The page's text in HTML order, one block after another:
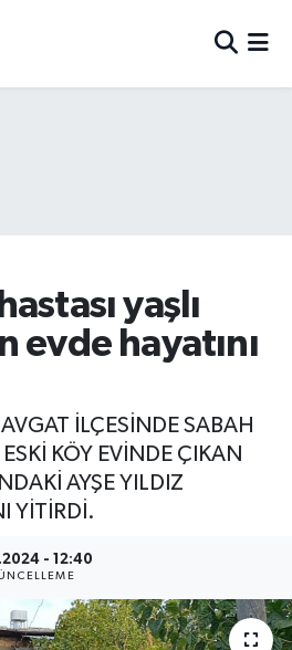
yaşlı
evde hayatını
İLÇESİNDE SABAH
KÖY EVİNDE ÇIKAN
AYŞE YILDIZ
YİTİRDİ.
- 12:40